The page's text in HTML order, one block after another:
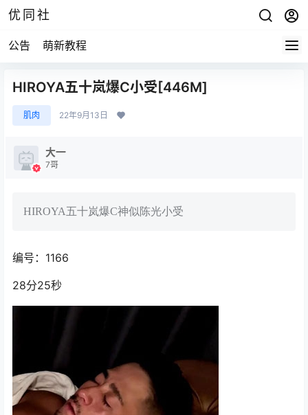
优同社
公告 萌新教程
HIROYA五十岚爆C小受[446M]
肌肉 22年9月13日
大一
7哥
HIROYA五十岚爆C神似陈光小受
编号：1166
28分25秒